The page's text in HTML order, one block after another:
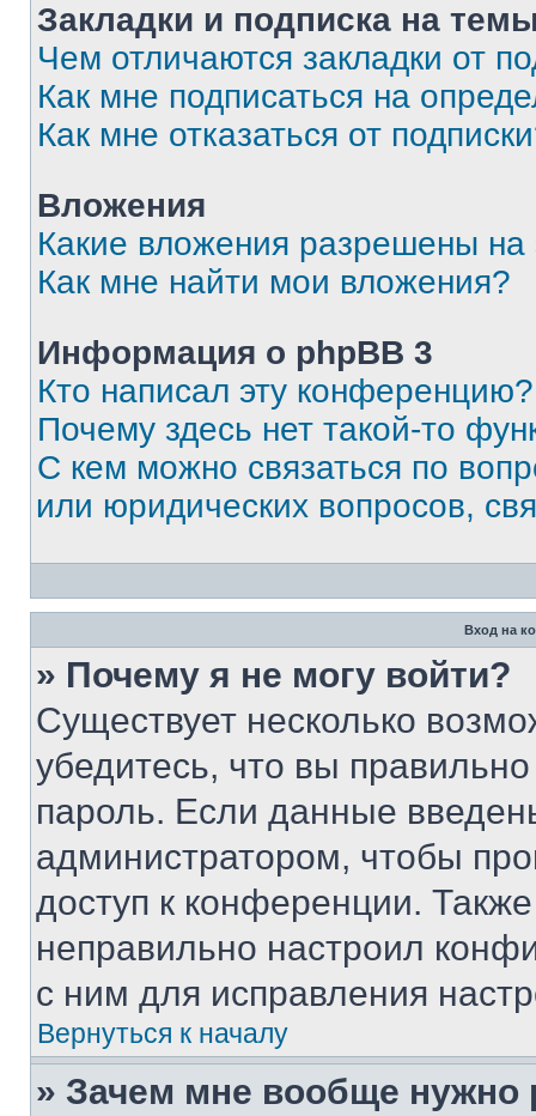
Закладки и подписка на
Чем отличаются закладки от
Как мне подписаться на
Как мне отказаться от
Вложения
Какие вложения разрешены
Как мне найти мои вложения?
Информация о phpBB 3
Кто написал эту конференцию?
Почему здесь нет такой-то
С кем можно связаться по
или юридических вопросов,
Вход на
» Почему я не могу войти?
Существует несколько
убедитесь, что вы
пароль. Если данные
администратором, чтобы
доступ к конференции.
неправильно настроил
с ним для исправления
Вернуться к началу
» Зачем мне вообще нужно